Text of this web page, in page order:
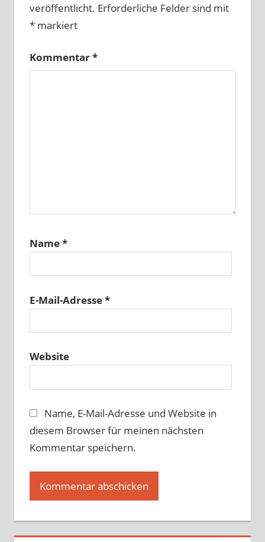
veröffentlicht. Erforderliche Felder sind mit
*markiert
Kommentar*
Name*
E-Mail-Adresse*
Website
Name, E-Mail-Adresse und Website in
diesem Browser für meinen nächsten
Kommentar speichern.